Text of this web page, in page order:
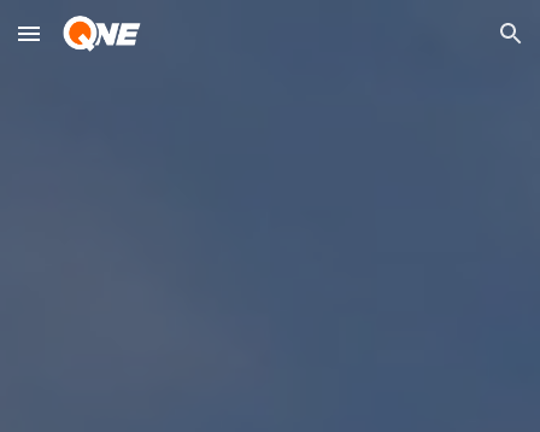
Skip to main content Skip to navigation